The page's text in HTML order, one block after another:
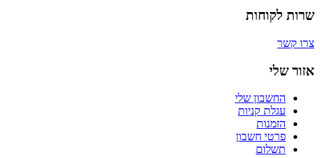
שרות לקוחות
צרו קשר
אזור שלי
החשבון שלי
עגלת קניות
הזמנות
פרטי חשבון
תשלום